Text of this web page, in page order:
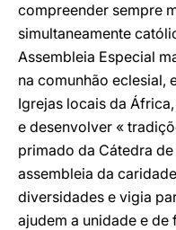
compreender sempre
simultaneamente
Assembleia Especial
na comunhão eclesial,
Igrejas locais da
e desenvolver «
primado da Cátedra
assembleia da
diversidades e vigia
ajudem a unidade e